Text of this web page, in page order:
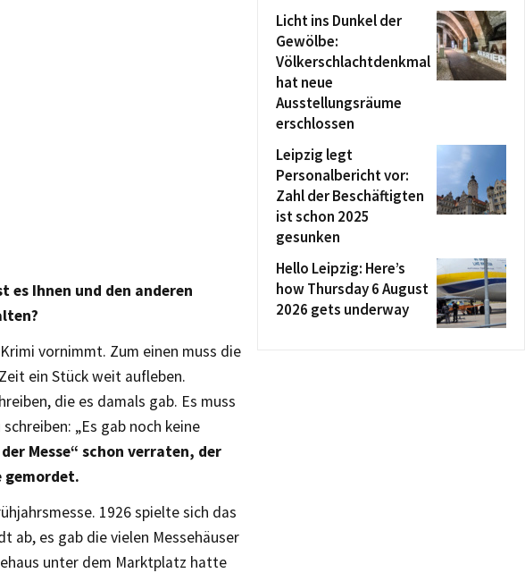
Ihnen und den anderen
vornimmt. Zum einen muss die
ein Stück weit aufleben.
die es damals gab. Es muss
„Es gab noch keine
Messe“ schon verraten, der
gemordet.
1926 spielte sich das
ab, es gab die vielen Messehäuser
unter dem Marktplatz hatte
Licht ins Dunkel der
Gewölbe:
Völkerschlachtdenkmal
hat neue
Ausstellungsräume
erschlossen
Leipzig legt
Personalbericht vor:
Zahl der Beschäftigten
ist schon 2025
gesunken
Hello Leipzig: Here’s
how Thursday 6 August
2026 gets underway